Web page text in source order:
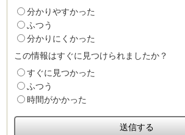
分かりやすかった
ふつう
分かりにくかった
この情報はすぐに見つけられましたか？
すぐに見つかった
ふつう
時間がかかった